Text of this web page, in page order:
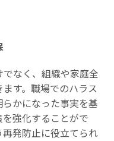
なく、組織や家庭全
す。職場でのハラス
かになった事実を基
強化することがで
発防止に役立てられ